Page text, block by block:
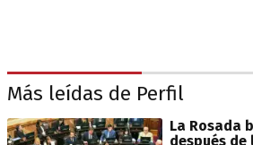
Más leídas de Perfil
La Rosada
después